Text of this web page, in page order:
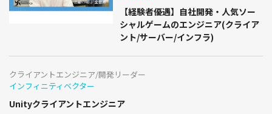
【経験者優遇】自社開発・人気ソー
シャルゲームのエンジニア(クライア
ント/サーバー/インフラ)
クライアントエンジニア/開発リーダー
インフィニティベクター
Unityクライアントエンジニア